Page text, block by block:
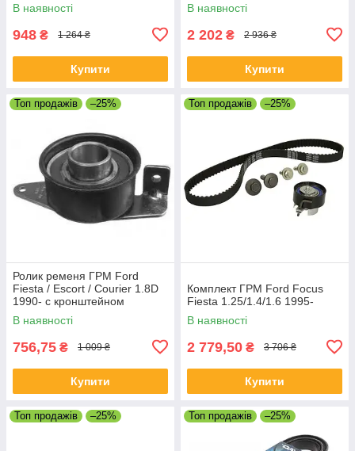
В наявності
948 ₴ 1 264 ₴
Купити
В наявності
2 202 ₴ 2 936 ₴
Купити
Топ продажів –25%
Ролик ременя ГРМ Ford
Fiesta / Escort / Courier 1.8D
1990- с кронштейном
В наявності
756,75 ₴ 1 009 ₴
Купити
Топ продажів –25%
Комплект ГРМ Ford Focus
Fiesta 1.25/1.4/1.6 1995-
В наявності
2 779,50 ₴ 3 706 ₴
Купити
Топ продажів –25% Топ продажів –25%